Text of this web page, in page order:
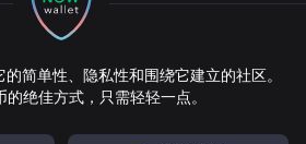
简单性、隐私性和围绕它建立的社区。
的绝佳方式，只需轻轻一点。